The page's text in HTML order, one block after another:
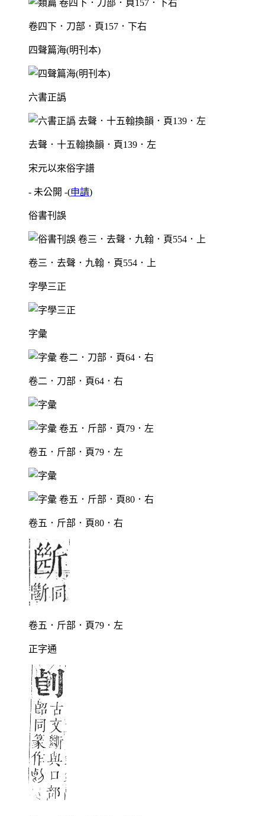
卷四下．刀部．頁157．下右
四聲篇海(明刊本)
六書正譌
去聲．十五翰換韻．頁139．左
宋元以來俗字譜
- 未公開 -(申請)
俗書刊誤
卷三．去聲．九翰．頁554．上
字學三正
字彙
卷二．刀部．頁64．右
卷五．斤部．頁79．左
卷五．斤部．頁80．右
卷五．斤部．頁79．左
正字通